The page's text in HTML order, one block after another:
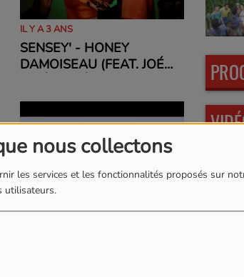
nous collectons
les services et les fonctionnalités proposés sur
utilisateurs.
IL Y A 3 ANS
SENSEY' - HONEY
DAMOISEAU (FEAT. JOÉ